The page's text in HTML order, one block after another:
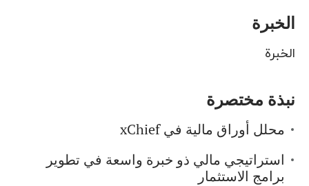
الخبرة
الخبرة
نبذة مختصرة
محلل أوراق مالية في xChief
استراتيجي مالي ذو خبرة واسعة في تطوير
برامج الاستثمار